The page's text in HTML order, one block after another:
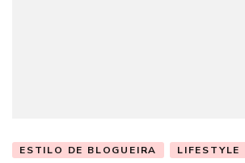
ESTILO DE BLOGUEIRA LIFESTYLE